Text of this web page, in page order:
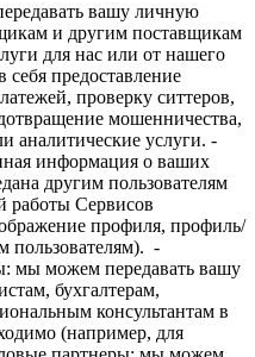
вашу личную
и другим поставщикам
для нас или от нашего
предоставление
проверку ситтеров,
мошенничества,
аналитические услуги. -
информация о ваших
другим пользователям
работы Сервисов
профиля, профиль/
пользователям). -
мы можем передавать вашу
бухгалтерам,
консультантам в
(например, для